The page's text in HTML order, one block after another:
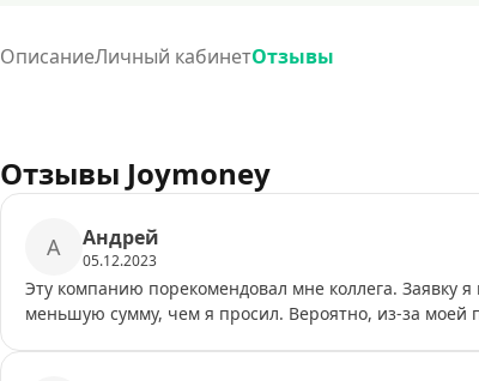
ОписаниеЛичный кабинетОтзывы
Отзывы Joymoney
А Андрей
05.12.2023
Эту компанию порекомендовал мне коллега. Заявку
меньшую сумму, чем я просил. Вероятно, из-за моей